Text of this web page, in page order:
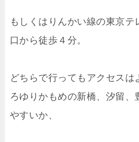
もしくはりんかい線の東京テ
口から徒歩４分。
どちらで行ってもアクセスは
ろゆりかもめの新橋、汐留、
やすいか、